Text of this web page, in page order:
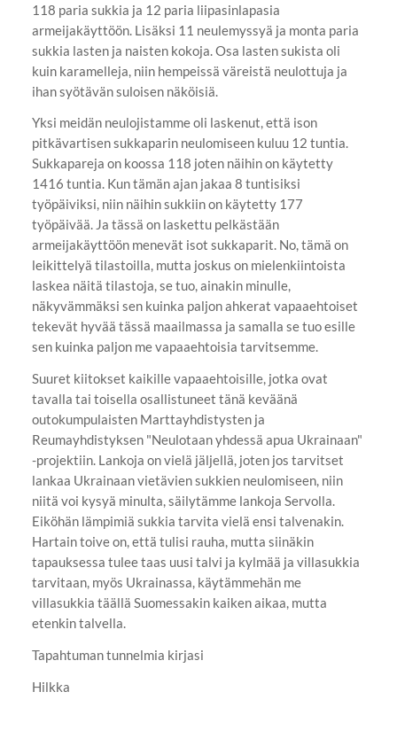
118 paria sukkia ja 12 paria liipasinlapasia
armeijakäyttöön. Lisäksi 11 neulemyssyä ja monta paria
sukkia lasten ja naisten kokoja. Osa lasten sukista oli
kuin karamelleja, niin hempeissä väreistä neulottuja ja
ihan syötävän suloisen näköisiä.
Yksi meidän neulojistamme oli laskenut, että ison
pitkävartisen sukkaparin neulomiseen kuluu 12 tuntia.
Sukkapareja on koossa 118 joten näihin on käytetty
1416 tuntia. Kun tämän ajan jakaa 8 tuntisiksi
työpäiviksi, niin näihin sukkiin on käytetty 177
työpäivää. Ja tässä on laskettu pelkästään
armeijakäyttöön menevät isot sukkaparit. No, tämä on
leikittelyä tilastoilla, mutta joskus on mielenkiintoista
laskea näitä tilastoja, se tuo, ainakin minulle,
näkyvämmäksi sen kuinka paljon ahkerat vapaaehtoiset
tekevät hyvää tässä maailmassa ja samalla se tuo esille
sen kuinka paljon me vapaaehtoisia tarvitsemme.
Suuret kiitokset kaikille vapaaehtoisille, jotka ovat
tavalla tai toisella osallistuneet tänä keväänä
outokumpulaisten Marttayhdistysten ja
Reumayhdistyksen "Neulotaan yhdessä apua Ukrainaan"
-projektiin. Lankoja on vielä jäljellä, joten jos tarvitset
lankaa Ukrainaan vietävien sukkien neulomiseen, niin
niitä voi kysyä minulta, säilytämme lankoja Servolla.
Eiköhän lämpimiä sukkia tarvita vielä ensi talvenakin.
Hartain toive on, että tulisi rauha, mutta siinäkin
tapauksessa tulee taas uusi talvi ja kylmää ja villasukkia
tarvitaan, myös Ukrainassa, käytämmehän me
villasukkia täällä Suomessakin kaiken aikaa, mutta
etenkin talvella.
Tapahtuman tunnelmia kirjasi
Hilkka